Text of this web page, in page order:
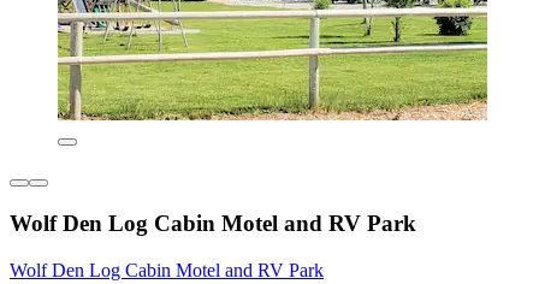
Wolf Den Log Cabin Motel and RV Park
Wolf Den Log Cabin Motel and RV Park